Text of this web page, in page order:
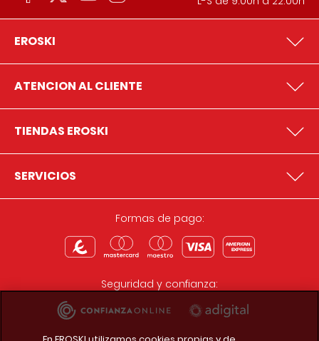
EROSKI
ATENCION AL CLIENTE
TIENDAS EROSKI
SERVICIOS
Formas de pago:
Seguridad y confianza: